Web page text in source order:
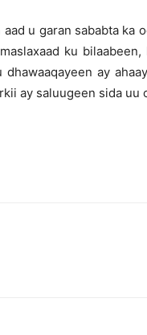
u garan sababta ka
ku
dhawaaqayeen ay
ay saluugeen sida uu